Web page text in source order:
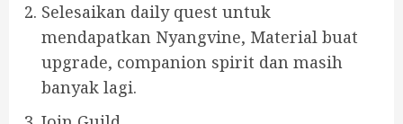
Selesaikan daily quest untuk
mendapatkan Nyangvine, Material buat
upgrade, companion spirit dan masih
banyak lagi.